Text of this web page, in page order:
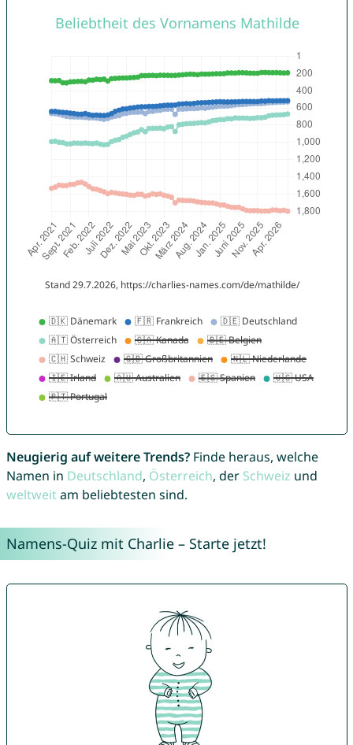
Neugierig auf weitere Trends?Finde heraus, welche
Namen in Deutschland, Österreich, der Schweiz und
weltweitam beliebtesten sind.
Namens-Quiz mit Charlie – Starte jetzt!